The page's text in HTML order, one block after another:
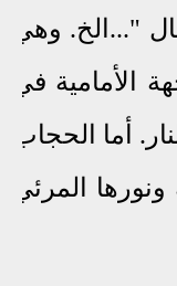
"
... الخ. وهي
الأمامية في
أما الحجاب
المرئي